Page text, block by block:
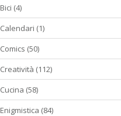
Bici (4)
Calendari (1)
Comics (50)
Creatività (112)
Cucina (58)
Enigmistica (84)